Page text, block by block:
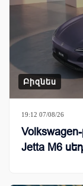
Բիզնես
19:12 07/08/26
Jetta M6